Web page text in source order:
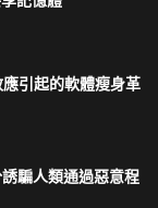
引起的軟體瘦身革
騙人類通過惡意程